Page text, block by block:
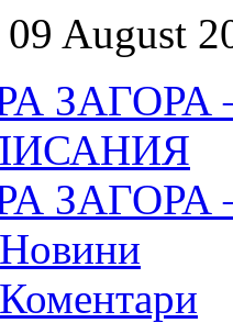
09 August